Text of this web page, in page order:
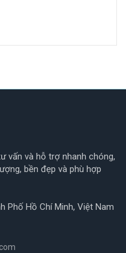
vấn và hỗ trợ nhanh chóng,
bền đẹp và phù hợp
Phố Hồ Chí Minh, Việt Nam